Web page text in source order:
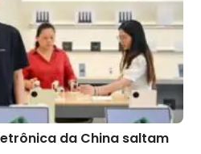
da China saltam